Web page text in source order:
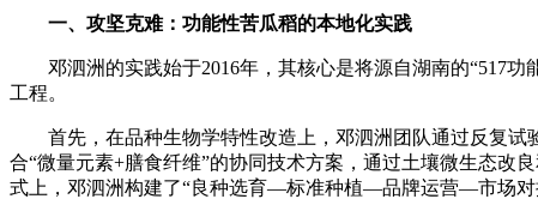
一、攻坚克难：功能性苦瓜稻的本地化实践
邓泗洲的实践始于2016年，其核心是将源自湖南的“517功
工程。
首先，在品种生物学特性改造上，邓泗洲团队通过反复试
合“微量元素+膳食纤维”的协同技术方案，通过土壤微生态改
式上，邓泗洲构建了“良种选育—标准种植—品牌运营—市场对